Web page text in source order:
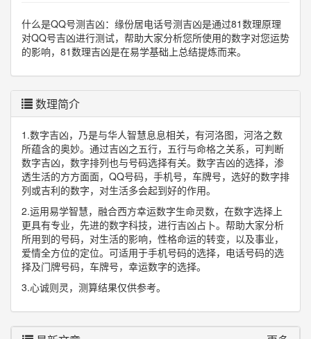
什么是QQ号测吉凶：缘份居电话号测吉凶是通过81数理原理
对QQ号吉凶进行测试，帮助大家分析您所使用的数字对您运势
的影响，81数理吉凶是在易学基础上总结提炼而来。
数理简介
1.数字吉凶，乃是与华人智慧息息相关，有河洛图，河洛之数
所蕴含的奥妙。通过吉凶之五行，五行与命格之关系，可判断
数字吉凶，数字排列也与号码选择有关。数字吉凶的选择，渗
透生活的方方面面，QQ号码，手机号，车牌号，选好的数字排
列或吉利的数字，对生活多会起到好的作用。
2.运用易学智慧，融合西方幸运数字生命灵数，在数字选择上
更具有专业，先进的数字科技，进行吉凶占卜。帮助大家分析
所用到的号码，对生活的影响，性格命运的转变，以及事业，
爱情全方位的定位。可适用于手机号码的选择，电话号码的选
择及门牌号码，车牌号，幸运数字的选择。
3.心诚则灵，测算结果仅供参考。